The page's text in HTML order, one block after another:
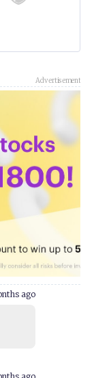
Advertisement
ago